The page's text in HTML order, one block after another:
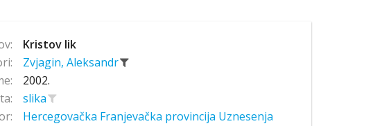
Kristov lik
Zvjagin, Aleksandr
2002.
slika
Hercegovačka Franjevačka provincija Uznesenja